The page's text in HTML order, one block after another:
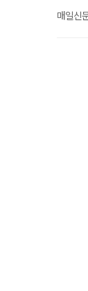
매일신